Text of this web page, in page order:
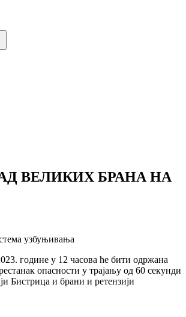
ВЕЛИКИХ БРАНА НА
узбуњивања
године у 12 часова ће бити одржана
опасности у трајању од 60 секунди
Бистрица и брани и ретензији